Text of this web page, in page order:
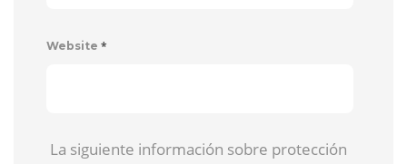
Website *
La siguiente información sobre protección